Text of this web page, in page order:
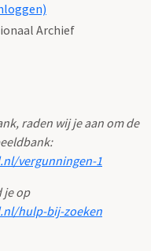
Archief
raden wij je aan om de
vergunningen-1
je op
hulp-bij-zoeken